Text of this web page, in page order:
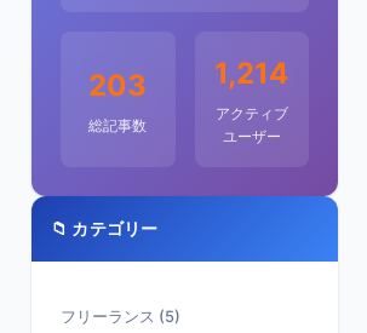
203
総記事数
1,214
アクティブ
ユーザー
📁 カテゴリー
フリーランス (5)